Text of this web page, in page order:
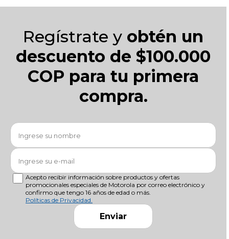
Regístrate y obtén un
descuento de $100.000
COP para tu primera
compra.
Enviar
Acepto recibir información sobre productos y ofertas
promocionales especiales de Motorola por correo electrónico y
confirmo que tengo 16 años de edad o más.
Políticas de Privacidad.